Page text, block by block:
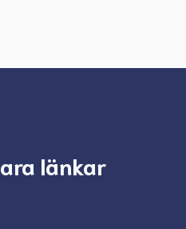
länkar